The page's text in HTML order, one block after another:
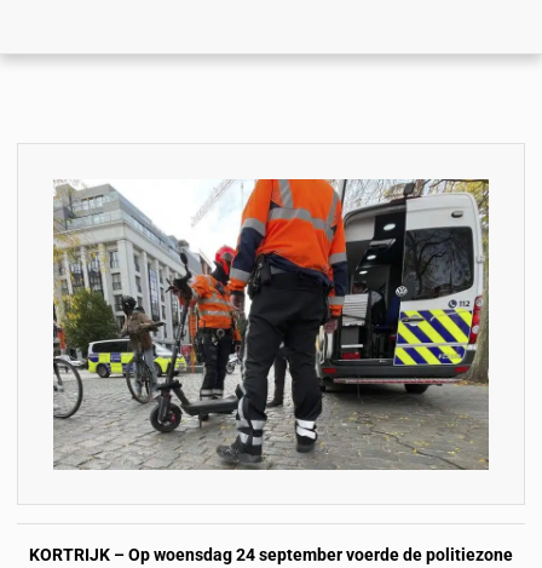
KORTRIJK – Op woensdag 24 september voerde de politiezone